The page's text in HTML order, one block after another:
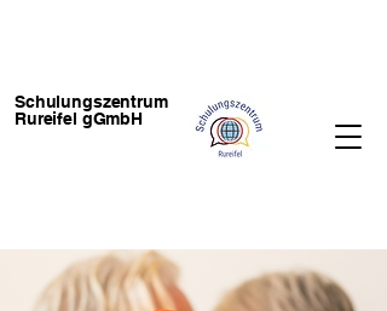
Schulungszentrum
Rureifel gGmbH